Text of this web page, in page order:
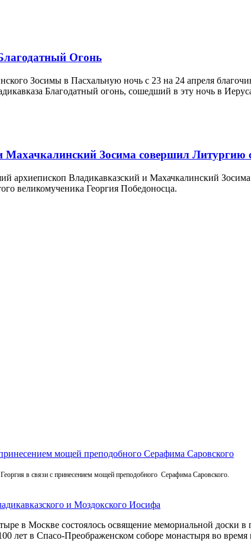
Огонь
Зосимы в Пасхальную ночь с 23 на 24 апреля
Благодатный огонь, сошедший в эту ночь в
Зосима совершил Литургию
архиепископ Владикавказский и Махачкалинский
великомученика Георгия Победоносца.
мощей преподобного Серафима Саровского
в связи с принесением мощей преподобного Серафима Саровского.
и Моздокского Иосифа
в Москве состоялось освящение мемориальной доски
лет в Спасо-Преображенском соборе монастыря во